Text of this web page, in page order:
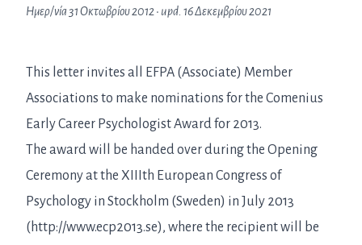
Ημερ/νία 31 Οκτωβρίου 2012 • upd. 16 Δεκεμβρίου 2021
This letter invites all EFPA (Associate) Member
Associations to make nominations for the Comenius
Early Career Psychologist Award for 2013.
The award will be handed over during the Opening
Ceremony at the XIIIth European Congress of
Psychology in Stockholm (Sweden) in July 2013
(http://www.ecp2013.se), where the recipient will be